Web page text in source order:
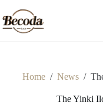
to
content
Home / News /
The Yinki